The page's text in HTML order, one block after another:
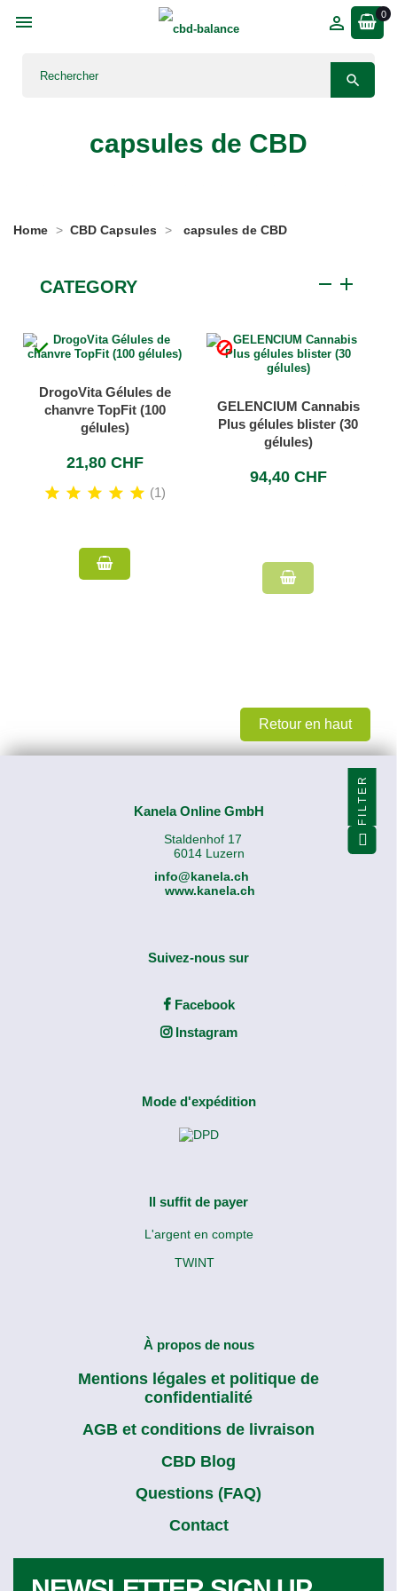
 0


capsules de CBD
Home CBD Capsules capsules de CBD
CATEGORY add
remove

DrogoVita Gélules de
chanvre TopFit (100
gélules)
21,80 CHF
(1)

GELENCIUM Cannabis
Plus gélules blister (30
gélules)
94,40 CHF
Retour en haut
Kanela Online GmbH
Staldenhof 17
6014 Luzern
info@kanela.ch
www.kanela.ch
Suivez-nous sur
Facebook
Instagram
Mode d'expédition
Il suffit de payer
L'argent en compte
TWINT
À propos de nous
Mentions légales et politique de
confidentialité
AGB et conditions de livraison
CBD Blog
Questions (FAQ)
Contact
FILTER